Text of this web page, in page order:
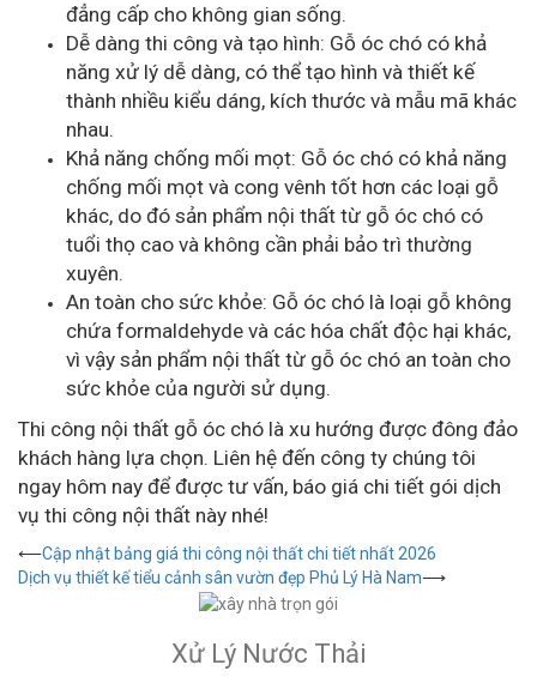
đẳng cấp cho không gian sống.
Dễ dàng thi công và tạo hình: Gỗ óc chó có khả
năng xử lý dễ dàng, có thể tạo hình và thiết kế
thành nhiều kiểu dáng, kích thước và mẫu mã khác
nhau.
Khả năng chống mối mọt: Gỗ óc chó có khả năng
chống mối mọt và cong vênh tốt hơn các loại gỗ
khác, do đó sản phẩm nội thất từ gỗ óc chó có
tuổi thọ cao và không cần phải bảo trì thường
xuyên.
An toàn cho sức khỏe: Gỗ óc chó là loại gỗ không
chứa formaldehyde và các hóa chất độc hại khác,
vì vậy sản phẩm nội thất từ gỗ óc chó an toàn cho
sức khỏe của người sử dụng.
Thi công nội thất gỗ óc chó là xu hướng được đông đảo
khách hàng lựa chọn. Liên hệ đến công ty chúng tôi
ngay hôm nay để được tư vấn, báo giá chi tiết gói dịch
vụ thi công nội thất này nhé!
Điều
hướng
⟵Cập nhật bảng giá thi công nội thất chi tiết nhất 2026
Dịch vụ thiết kế tiểu cảnh sân vườn đẹp Phủ Lý Hà Nam⟶
Xử Lý Nước Thải